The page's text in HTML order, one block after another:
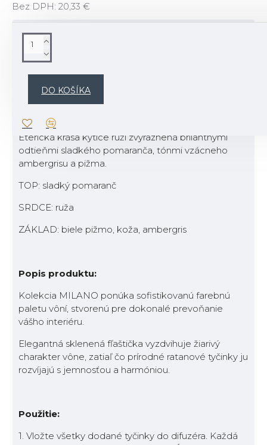
Bez DPH: 20,33 €
DO KOŠÍKA
Popis vône:
Éterická krása kytice ruží zvýraznená brilantnými
odtieňmi sladkého pomaranča, tónmi vzácneho
ambergrisu a pižma.
TOP: sladký pomaranč
SRDCE: ruža
ZÁKLAD: biele pižmo, koža, ambergris
Popis produktu:
Kolekcia MILANO ponúka sofistikovanú farebnú
paletu vôní, stvorenú pre dokonalé prevoňanie
vášho interiéru.
Elegantná sklenená fľaštička vyzdvihuje žiarivý
charakter vône, zatiaľ čo prírodné ratanové tyčinky ju
rozvíjajú s jemnosťou a harmóniou.
Použitie:
1. Vložte všetky dodané tyčinky do difuzéra. Každá